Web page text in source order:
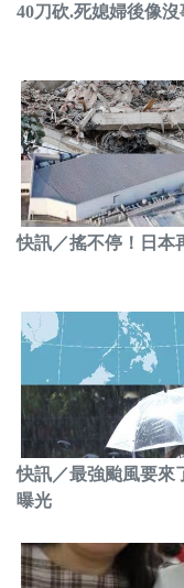
40刀砍.死媳婦後像
快訊／搖不停！日本
快訊／最強颱風要來
曝光